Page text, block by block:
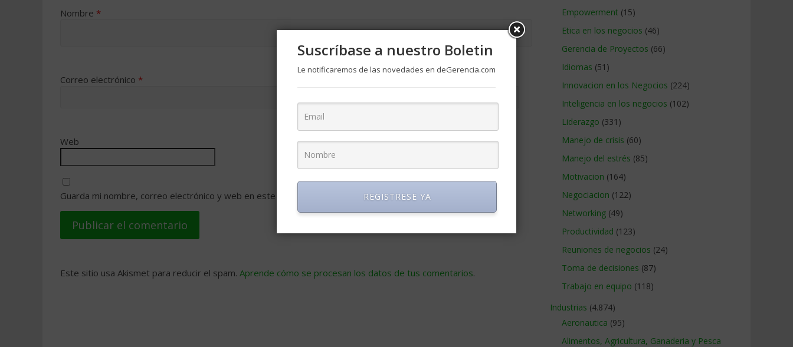
Nombre *
Correo electrónico *
Web
Guarda mi nombre, correo electrónico y web en este navegador para la próxima vez que comente.
Este sitio usa Akismet para reducir el spam. Aprende cómo se procesan los datos de tus comentarios.
Empowerment (15)
Etica en los negocios (46)
Gerencia de Proyectos (66)
Idiomas (51)
Innovacion en los Negocios (224)
Inteligencia en los negocios (102)
Liderazgo (331)
Manejo de crisis (60)
Manejo del estrés (85)
Motivacion (164)
Negociacion (122)
Networking (49)
Productividad (123)
Reuniones de negocios (24)
Toma de decisiones (87)
Trabajo en equipo (118)
Industrias (4.874)
Aeronautica (95)
Alimentos, Agricultura, Ganaderia y Pesca
Suscríbase a nuestro Boletin
Le notificaremos de las novedades en deGerencia.com
REGISTRESE YA